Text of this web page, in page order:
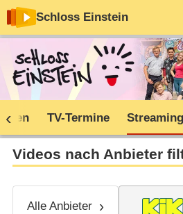
Schloss Einstein
TV-Termine Streaming
Videos nach Anbieter
Alle Anbieter